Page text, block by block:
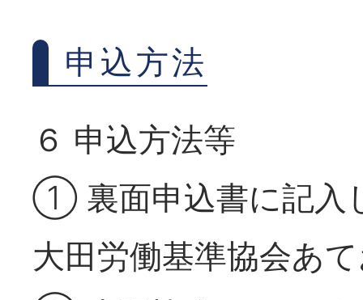
申込方法
６ 申込方法等
① 裏面申込書に記入
大田労働基準協会あ